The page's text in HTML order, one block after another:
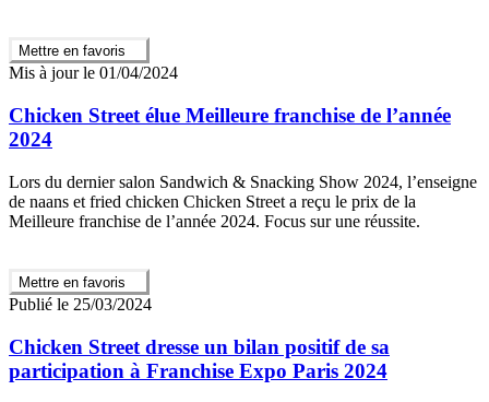
Mettre en favoris
Mis à jour le 01/04/2024
Chicken Street élue Meilleure franchise de l’année
2024
Lors du dernier salon Sandwich & Snacking Show 2024, l’enseigne
de naans et fried chicken Chicken Street a reçu le prix de la
Meilleure franchise de l’année 2024. Focus sur une réussite.
Mettre en favoris
Publié le 25/03/2024
Chicken Street dresse un bilan positif de sa
participation à Franchise Expo Paris 2024